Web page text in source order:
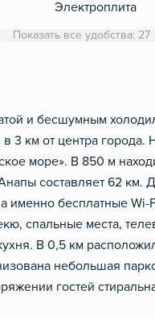
Электроплита
Холодильник
Электрический
Посуда
Столовые
Показать все удобства: 27
и бесшумным
3 км от центра
море». В 850 м
составляет 62 км.
именно бесплатные Wi-
спальные места,
В 0,5 км
небольшая
гостей